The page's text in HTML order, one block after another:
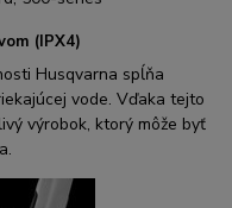
(IPX4)
Husqvarna spĺňa
vode. Vďaka tejto
výrobok, ktorý môže byť